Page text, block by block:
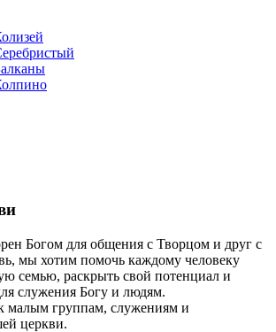
Богом для общения с Творцом и друг с
мы хотим помочь каждому человеку
семью, раскрыть свой потенциал и
служения Богу и людям.
малым группам, служениям и
церкви.